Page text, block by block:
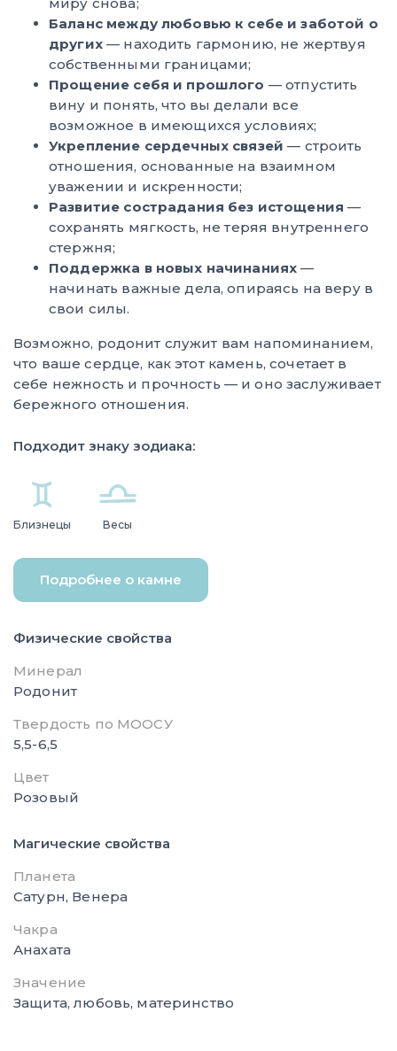
Баланс между любовью к себе и заботой о
других— находить гармонию, не жертвуя
собственными границами;
Прощение себя и прошлого — отпустить
вину и понять, что вы делали все
возможное в имеющихся условиях;
Укрепление сердечных связей— строить
отношения, основанные на взаимном
уважении и искренности;
Развитие сострадания без истощения —
сохранять мягкость, не теряя внутреннего
стержня;
Поддержка в новых начинаниях —
начинать важные дела, опираясь на веру в
свои силы.
Возможно, родонит служит вам напоминанием,
что ваше сердце, как этот камень, сочетает в
себе нежность и прочность — и оно заслуживает
бережного отношения.
Подходит знаку зодиака:
Близнецы Весы
Подробнее о камне
Физические свойства
Минерал
Родонит
Твердость по МООСУ
5,5-6,5
Цвет
Розовый
Магические свойства
Планета
Сатурн, Венера
Чакра
Анахата
Значение
Защита, любовь, материнство